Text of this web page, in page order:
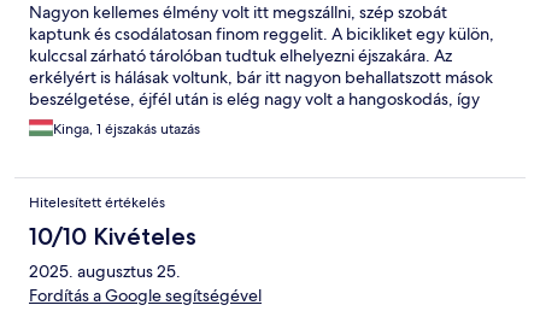
Nagyon kellemes élmény volt itt megszállni, szép szobát
kaptunk és csodálatosan finom reggelit. A bicikliket egy külön,
kulccsal zárható tárolóban tudtuk elhelyezni éjszakára. Az
erkélyért is hálásak voltunk, bár itt nagyon behallatszott mások
beszélgetése, éjfél után is elég nagy volt a hangoskodás, így
végül sajnos ablakbezárás lett belőle, pedig jólesett volna a
szellőzés.
Kinga, 1 éjszakás utazás
Hitelesített értékelés
10/10 Kivételes
2025. augusztus 25.
Fordítás a Google segítségével